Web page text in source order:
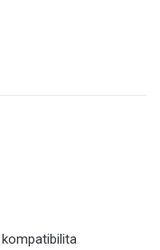
kompatibilita